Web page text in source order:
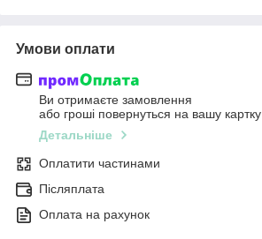
Умови оплати
Ви отримаєте замовлення
або гроші повернуться на вашу картку
Детальніше
Оплатити частинами
Післяплата
Оплата на рахунок